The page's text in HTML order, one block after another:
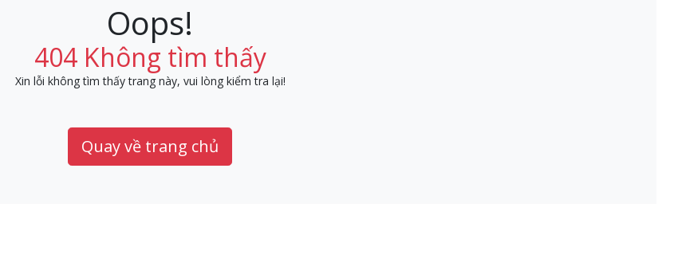
Oops!
404 Không tìm thấy
Xin lỗi không tìm thấy trang này, vui lòng kiểm tra lại!
Quay về trang chủ